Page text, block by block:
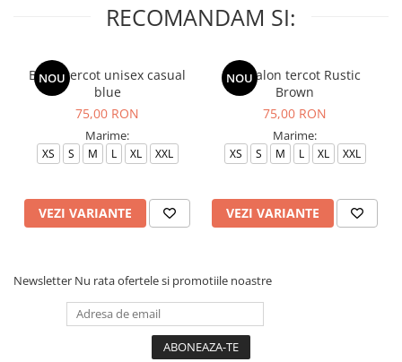
RECOMANDAM SI:
NOU
Bluza tercot unisex casual
blue
75,00 RON
Marime:
XS S M L XL XXL
VEZI VARIANTE
NOU
Pantalon tercot Rustic
Brown
75,00 RON
Marime:
XS S M L XL XXL
VEZI VARIANTE
Newsletter Nu rata ofertele si promotiile noastre